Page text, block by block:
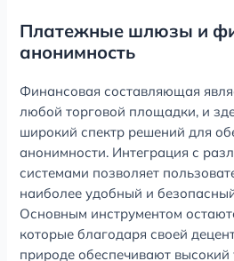
Платежные шлюзы и
анонимность
Финансовая составляющая
любой торговой площадки, и
широкий спектр решений для
анонимности. Интеграция с
системами позволяет
наиболее удобный и
Основным инструментом
которые благодаря своей
природе обеспечивают высокий